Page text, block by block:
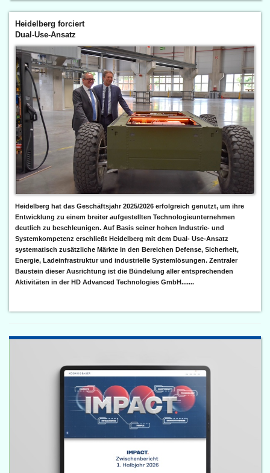
Heidelberg forciert
Dual-Use-Ansatz
Heidelberg hat das Geschäftsjahr 2025/2026 erfolgreich genutzt, um ihre
Entwicklung zu einem breiter aufgestellten Technologieunternehmen
deutlich zu beschleunigen. Auf Basis seiner hohen Industrie- und
Systemkompetenz erschließt Heidelberg mit dem Dual- Use-Ansatz
systematisch zusätzliche Märkte in den Bereichen Defense, Sicherheit,
Energie, Ladeinfrastruktur und industrielle Systemlösungen. Zentraler
Baustein dieser Ausrichtung ist die Bündelung aller entsprechenden
Aktivitäten in der HD Advanced Technologies GmbH.......